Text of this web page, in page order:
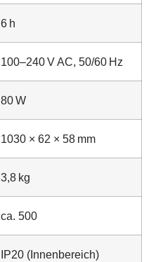
6 h
100–240 V AC, 50/60 Hz
80 W
1030 × 62 × 58 mm
3,8 kg
ca. 500
IP20 (Innenbereich)